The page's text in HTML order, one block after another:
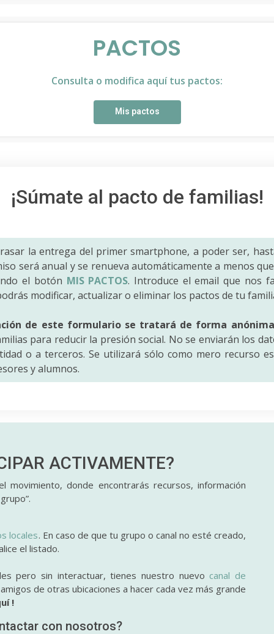
PACTOS
Consulta o modifica aquí tus pactos:
Mis pactos
¡Súmate al pacto de familias!
la entrega del primer smartphone, a poder ser,
será anual y se renueva automáticamente a menos
el botón MIS PACTOS. Introduce el email que nos
modificar, actualizar o eliminar los pactos de tu
de este formulario se tratará de forma anónima
para reducir la presión social. No se enviarán los
o a terceros. Se utilizará sólo como mero recurso
y alumnos.
ACTIVAMENTE?
donde encontrarás recursos, información
locales. En caso de que tu grupo o canal no esté creado,
el listado.
pero sin interactuar, tienes nuestro nuevo canal de
de otras ubicaciones a hacer cada vez más grande
!
con nosotros?